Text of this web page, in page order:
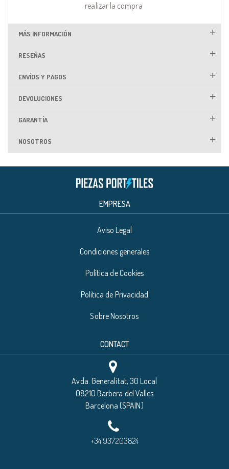
realizar la compra
MÁS INFORMACIÓN
RESEÑAS
ENVÍOS Y PAGOS
DEVOLUCIONES
GARANTÍA
NOSOTROS
EMPRESA
Aviso Legal
Condiciones generales
Política de Cookies
Política de Privacidad
Sobre Nosotros
CONTACT
Avda. Generalitat, 30 Local
08210 Barbera del Valles
Barcelona (SPAIN)
+34 937203824